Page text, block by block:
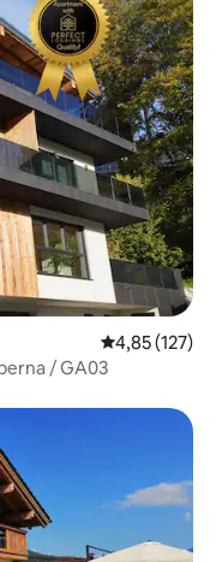
4,85 av 5 i
4,85 (127)
/ GA03